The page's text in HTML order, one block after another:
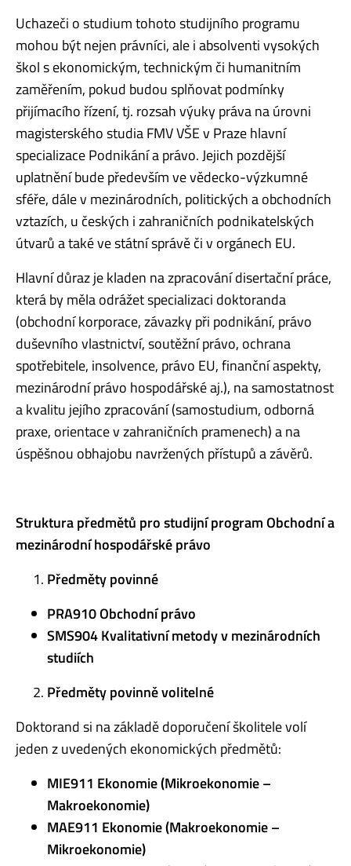
Uchazeči o studium tohoto studijního programu
mohou být nejen právníci, ale i absolventi vysokých
škol s ekonomickým, technickým či humanitním
zaměřením, pokud budou splňovat podmínky
přijímacího řízení, tj. rozsah výuky práva na úrovni
magisterského studia FMV VŠE v Praze hlavní
specializace Podnikání a právo. Jejich pozdější
uplatnění bude především ve vědecko-výzkumné
sféře, dále v mezinárodních, politických a obchodních
vztazích, u českých i zahraničních podnikatelských
útvarů a také ve státní správě či v orgánech EU.
Hlavní důraz je kladen na zpracování disertační práce,
která by měla odrážet specializaci doktoranda
(obchodní korporace, závazky při podnikání, právo
duševního vlastnictví, soutěžní právo, ochrana
spotřebitele, insolvence, právo EU, finanční aspekty,
mezinárodní právo hospodářské aj.), na samostatnost
a kvalitu jejího zpracování (samostudium, odborná
praxe, orientace v zahraničních pramenech) a na
úspěšnou obhajobu navržených přístupů a závěrů.
Struktura předmětů pro studijní programObchodní a
mezinárodní hospodářské právo
Předměty povinné
PRA910 Obchodní právo
SMS904 Kvalitativní metody v mezinárodních
studiích
Předměty povinně volitelné
Doktorand si na základě doporučení školitele volí
jeden z uvedených ekonomických předmětů:
MIE911 Ekonomie (Mikroekonomie –
Makroekonomie)
MAE911 Ekonomie (Makroekonomie –
Mikroekonomie)